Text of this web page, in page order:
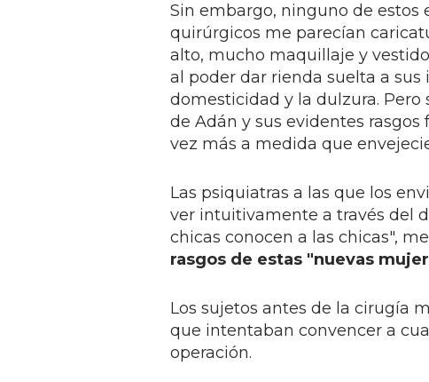
Sin embargo, ninguno de estos
quirúrgicos me parecían
alto, mucho maquillaje y
al poder dar rienda suelta a
domesticidad y la dulzura. Pero
de Adán y sus evidentes
vez más a medida que
Las psiquiatras a las que los
ver intuitivamente a través del
chicas conocen a las chicas",
rasgos de estas "nuevas
Los sujetos antes de la cirugía
que intentaban convencer a
operación.